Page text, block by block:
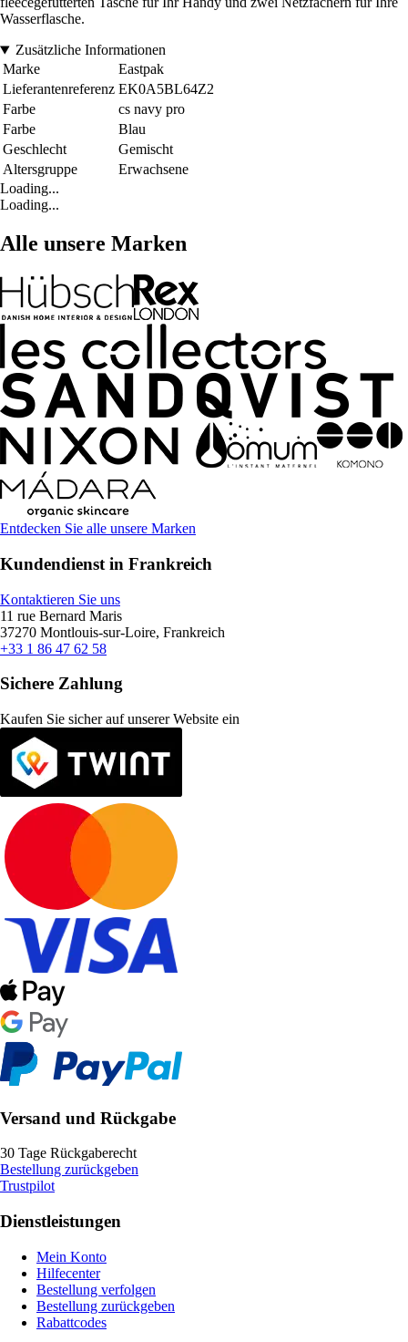
Wasserflasche.
Zusätzliche Informationen
Marke
Eastpak
Lieferantenreferenz EK0A5BL64Z2
Farbe
cs navy pro
Farbe
Blau
Geschlecht
Gemischt
Altersgruppe
Erwachsene
Loading...
Loading...
Alle unsere Marken
Entdecken Sie alle unsere Marken
Kundendienst in Frankreich
Kontaktieren Sie uns
11 rue Bernard Maris
37270 Montlouis-sur-Loire, Frankreich
+33 1 86 47 62 58
Sichere Zahlung
Kaufen Sie sicher auf unserer Website ein
Versand und Rückgabe
30 Tage Rückgaberecht
Bestellung zurückgeben
Trustpilot
Dienstleistungen
Mein Konto
Hilfecenter
Bestellung verfolgen
Bestellung zurückgeben
Rabattcodes